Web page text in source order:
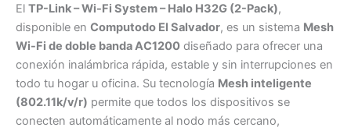
El TP-Link – Wi-Fi System – Halo H32G (2-Pack),
disponible en Computodo El Salvador, es un sistema Mesh
Wi-Fi de doble banda AC1200 diseñado para ofrecer una
conexión inalámbrica rápida, estable y sin interrupciones en
todo tu hogar u oficina. Su tecnología Mesh inteligente
(802.11k/v/r) permite que todos los dispositivos se
conecten automáticamente al nodo más cercano,